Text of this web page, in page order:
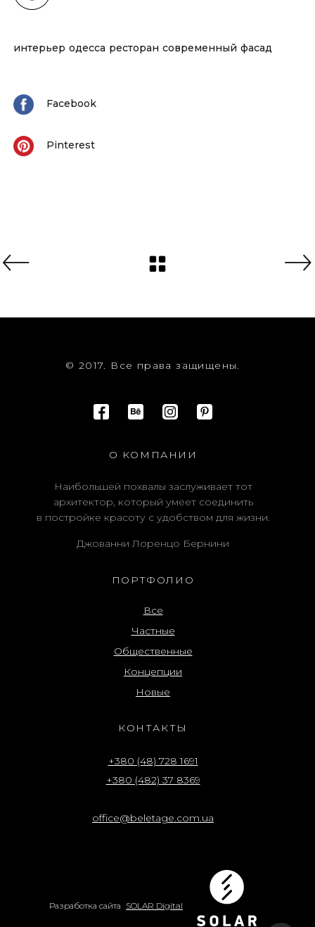
интерьер одесса ресторан современный фасад
© 2017. Все права защищены.
О КОМПАНИИ
Наибольшей похвалы заслуживает тот
архитектор, который умеет соединить
в постройке красоту с удобством для жизни.
Джованни Лоренцо Бернини
ПОРТФОЛИО
Все
Частные
Общественные
Концепции
Новые
КОНТАКТЫ
+380 (48) 728 1691
+380 (482) 37 8369
office@beletage.com.ua
Разработка сайта SOLAR Digital